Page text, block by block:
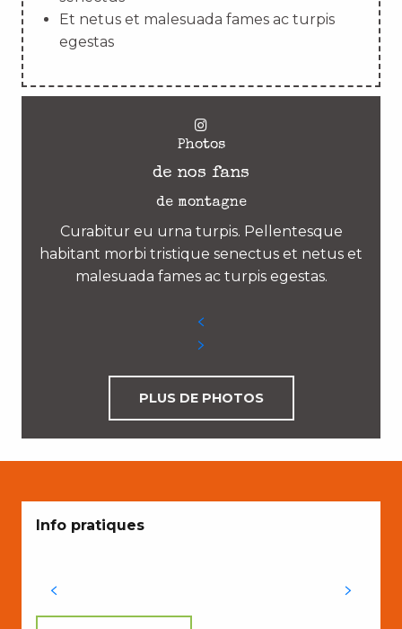
Et netus et malesuada fames ac turpis
egestas
Photos
de nos fans
de montagne
Curabitur eu urna turpis. Pellentesque
habitant morbi tristique senectus et netus et
malesuada fames ac turpis egestas.
PLUS DE PHOTOS
Info pratiques